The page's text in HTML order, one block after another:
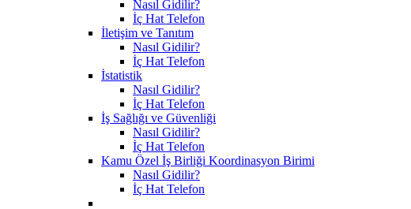
Nasıl Gidilir?
İç Hat Telefon
İletişim ve Tanıtım
Nasıl Gidilir?
İç Hat Telefon
İstatistik
Nasıl Gidilir?
İç Hat Telefon
İş Sağlığı ve Güvenliği
Nasıl Gidilir?
İç Hat Telefon
Kamu Özel İş Birliği Koordinasyon Birimi
Nasıl Gidilir?
İç Hat Telefon